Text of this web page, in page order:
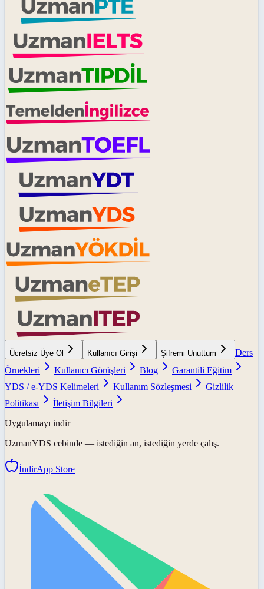
Ücretsiz Üye Ol Kullanıcı Girişi Şifremi Unuttum
Ders
Örnekleri
Kullanıcı Görüşleri Blog
Garantili Eğitim
YDS / e-YDS Kelimeleri
Kullanım Sözleşmesi
Gizlilik
Politikası
İletişim Bilgileri
Uygulamayı indir
UzmanYDS cebinde — istediğin an, istediğin yerde çalış.
İndirApp Store